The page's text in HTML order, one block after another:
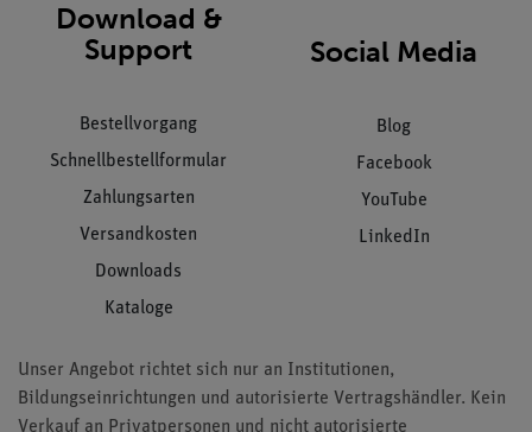
Download &
Support
Bestellvorgang
Schnellbestellformular
Zahlungsarten
Versandkosten
Downloads
Kataloge
Social Media
Blog
Facebook
YouTube
LinkedIn
Unser Angebot richtet sich nur an Institutionen,
Bildungseinrichtungen und autorisierte Vertragshändler. Kein
Verkauf an Privatpersonen und nicht autorisierte